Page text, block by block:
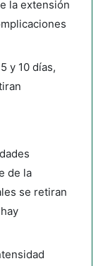
la extensión
y 10 días,
de la
se retiran